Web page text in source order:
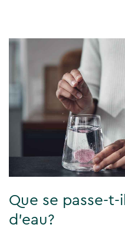
Que se passe-
d'eau?